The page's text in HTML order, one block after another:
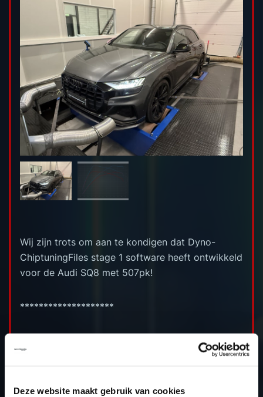
Deze website maakt gebruik van cookies
Wij zijn trots om aan te kondigen dat Dyno-
ChiptuningFiles stage 1 software heeft ontwikkeld
voor de Audi SQ8 met 507pk!
********************
Standaard vermogen: 507pk